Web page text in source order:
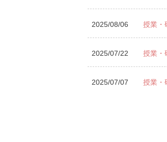
2025/08/06 授業・
2025/07/22 授業・
2025/07/07 授業・